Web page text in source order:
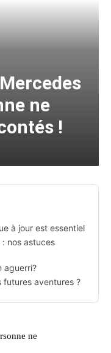
ne
!
à jour est essentiel
nos astuces
aguerri?
futures aventures ?
ne